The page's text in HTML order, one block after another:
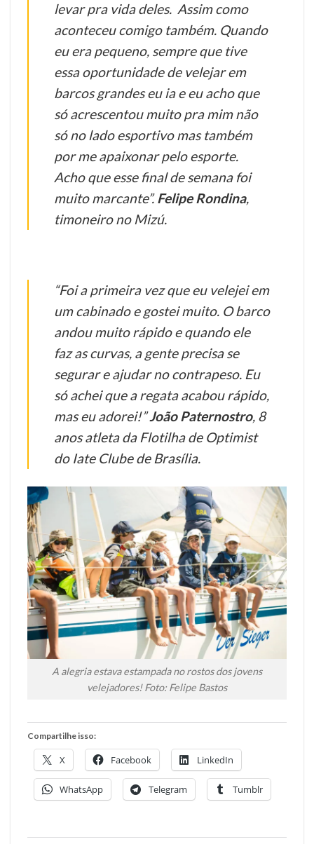
levar pra vida deles. Assim como
aconteceu comigo também. Quando
eu era pequeno, sempre que tive
essa oportunidade de velejar em
barcos grandes eu ia e eu acho que
só acrescentou muito pra mim não
só no lado esportivo mas também
por me apaixonar pelo esporte.
Acho que esse final de semana foi
muito marcante”.Felipe Rondina,
timoneiro no Mizú.
“Foi a primeira vez que eu velejei em
um cabinado e gostei muito. O barco
andou muito rápido e quando ele
faz as curvas, a gente precisa se
segurar e ajudar no contrapeso. Eu
só achei que a regata acabou rápido,
mas eu adorei!”João Paternostro, 8
anos atleta da Flotilha de Optimist
do Iate Clube de Brasília.
A alegria estava estampada no rostos dos jovens
velejadores! Foto: Felipe Bastos
Compartilhe isso:
X Facebook LinkedIn
WhatsApp Telegram Tumblr